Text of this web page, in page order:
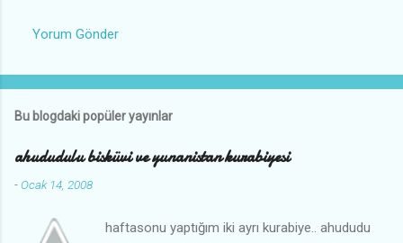
Yorum Gönder
Bu blogdaki popüler yayınlar
ahududulu bisküvi ve yunanistan kurabiyesi
-Ocak 14, 2008
haftasonu yaptığım iki ayrı kurabiye.. ahududu